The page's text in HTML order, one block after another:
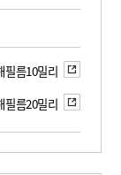
필름10밀리
필름20밀리